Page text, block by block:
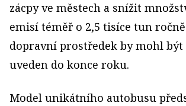
zácpy ve městech a snížit
emisí téměř o 2,5 tisíce tun
dopravní prostředek by mohl být
uveden do konce roku.
Model unikátního autobusu